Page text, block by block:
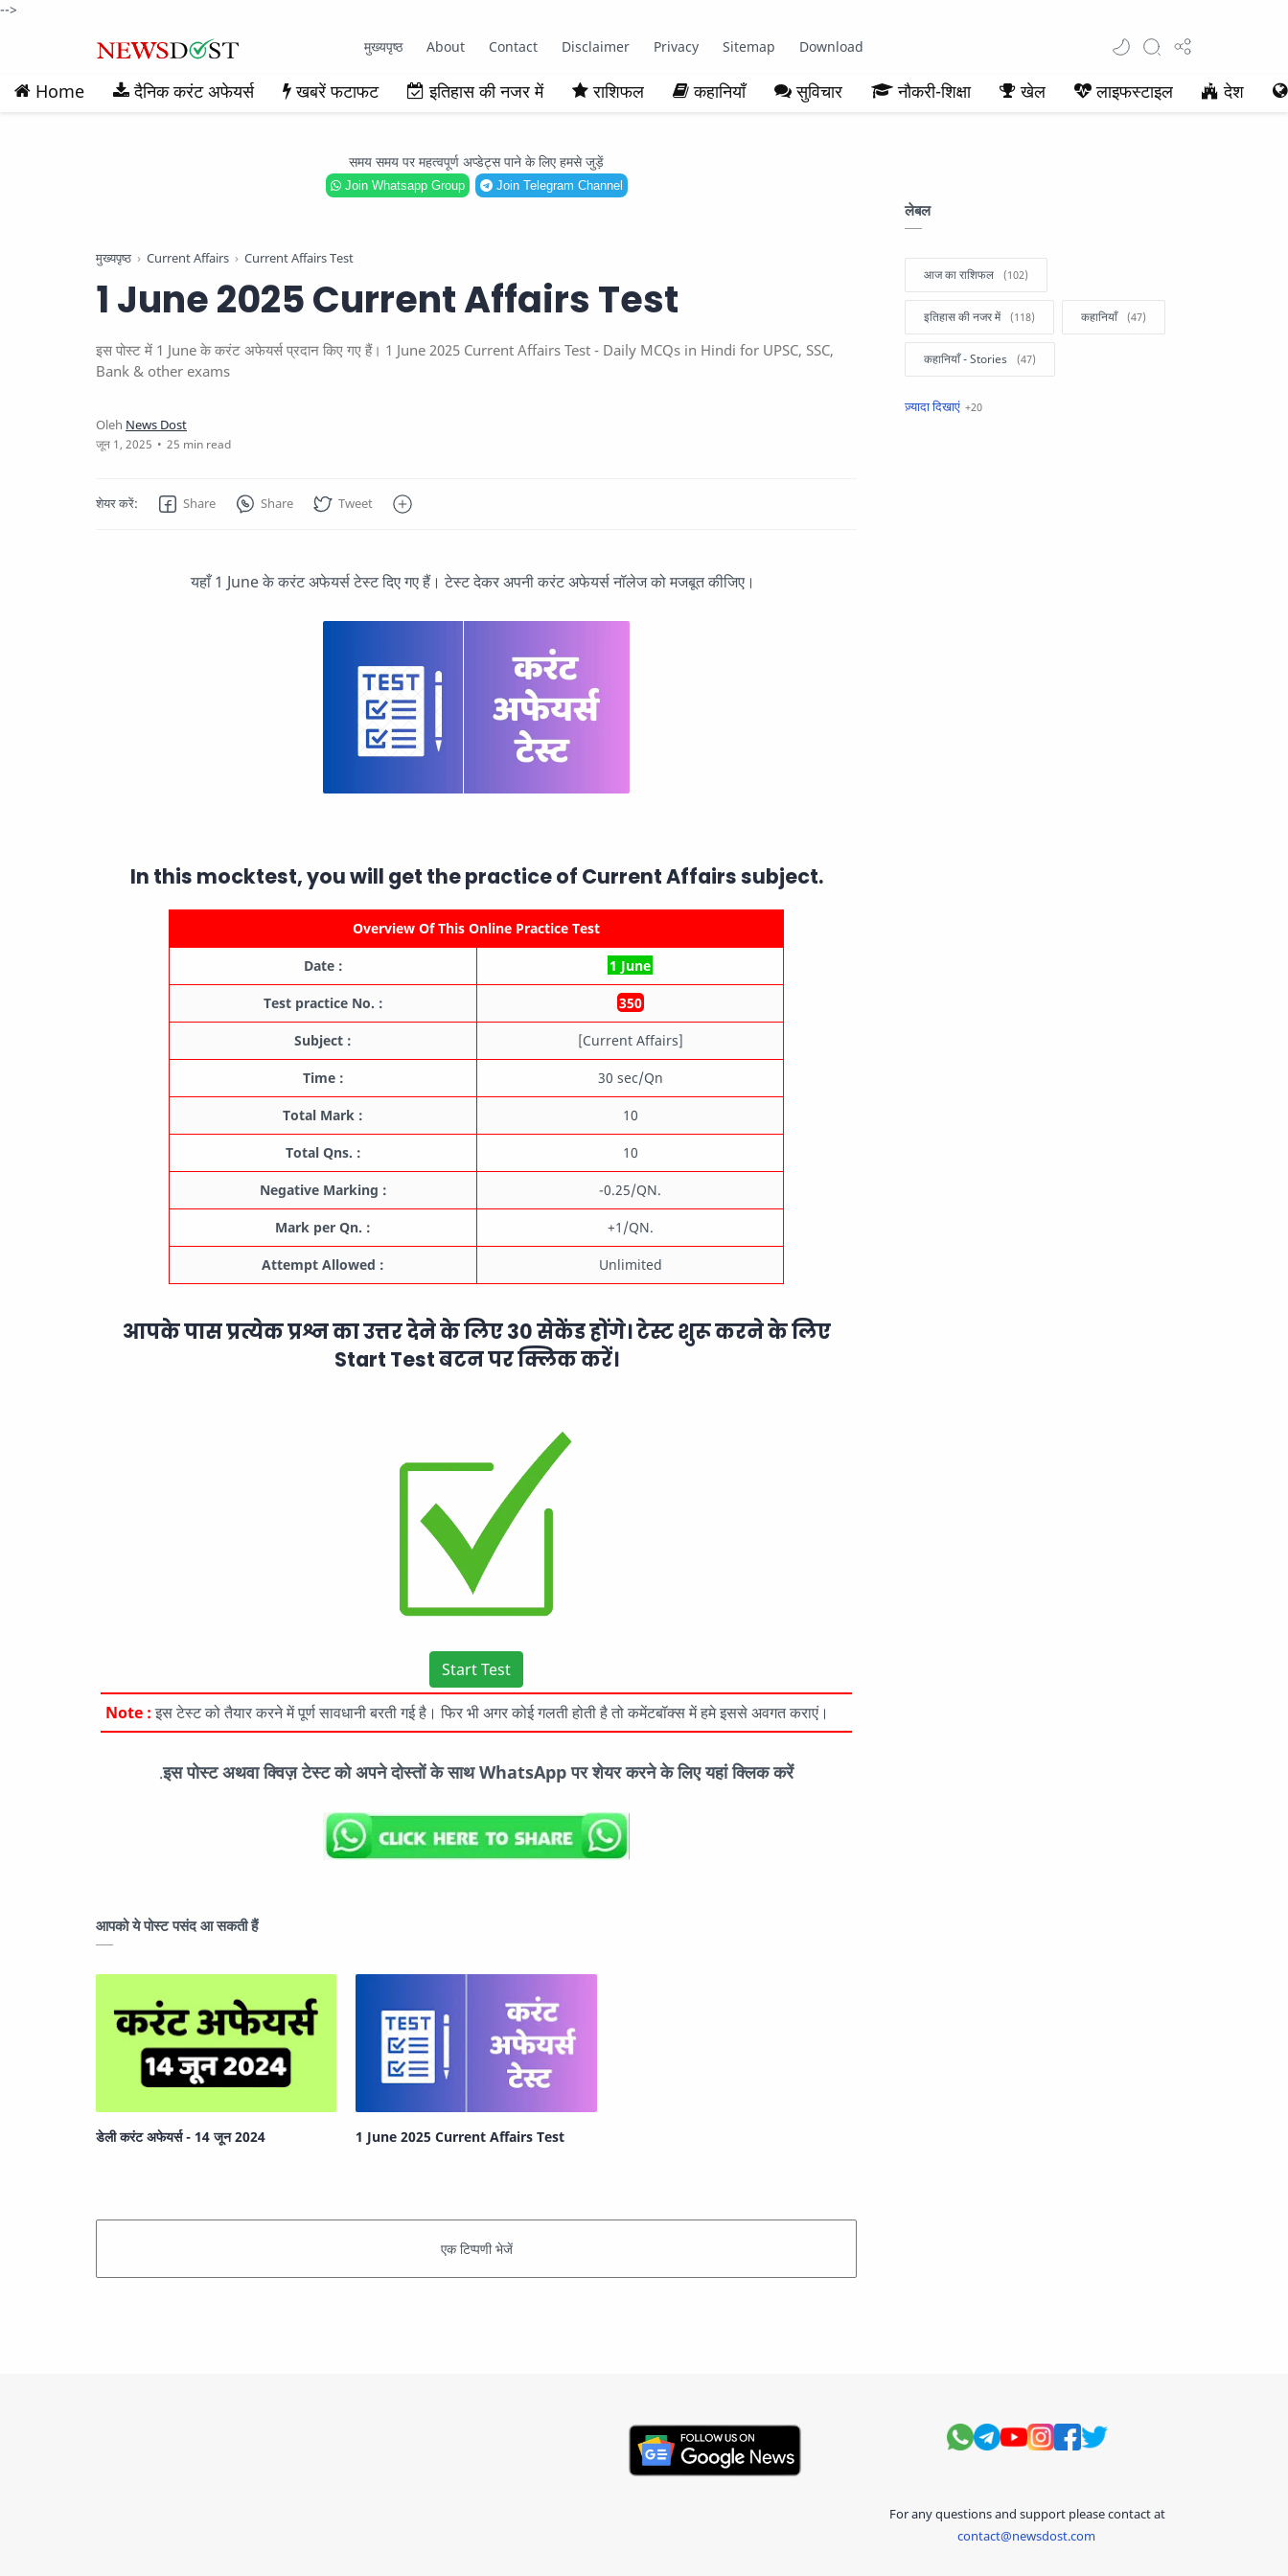
-->
मुख्यपृष्ठ About Contact Disclaimer Privacy Sitemap Download
Home दैनिक करंट अफेयर्स खबरें फटाफट इतिहास की नजर में राशिफल कहानियाँ सुविचार नौकरी-शिक्षा खेल लाइफस्टाइल देश
समय समय पर महत्वपूर्ण अप्डेट्स पाने के लिए हमसे जुड़ें
Join Whatsapp Group Join Telegram Channel
मुख्यपृष्ठ Current Affairs Current Affairs Test
1 June 2025 Current Affairs Test
इस पोस्ट में 1 June के करंट अफेयर्स प्रदान किए गए हैं। 1 June 2025 Current Affairs Test - Daily MCQs in Hindi for UPSC, SSC,
Bank & other exams
25 min read
यहाँ 1 June के करंट अफेयर्स टेस्ट दिए गए हैं। टेस्ट देकर अपनी करंट अफेयर्स नॉलेज को मजबूत कीजिए।
In this mocktest, you will get the practice of Current Affairssubject.
Overview Of This Online Practice Test
Date : 1 June
Test practice No. : 350
Subject : [Current Affairs]
Time : 30 sec/Qn
Total Mark : 10
Total Qns. : 10
Negative Marking : -0.25/QN.
Mark per Qn. : +1/QN.
Attempt Allowed : Unlimited
आपके पास प्रत्येक प्रश्न का उत्तर देने के लिए 30 सेकेंड होंगे। टेस्ट शुरू करने के लिए
Start Test बटन पर क्लिक करें।
Start Test
Note : इस टेस्ट को तैयार करने में पूर्ण सावधानी बरती गई है। फिर भी अगर कोई गलती होती है तो कमेंटबॉक्स में हमे इससे अवगत कराएं।
.इस पोस्ट अथवा क्विज़ टेस्ट को अपने दोस्तों के साथ WhatsApp पर शेयर करने के लिए यहां क्लिक करें
आपको ये पोस्ट पसंद आ सकती हैं
डेली करंट अफेयर्स - 14 जून 2024 1 June 2025 Current Affairs Test
लेबल
आज का राशिफल
इतिहास की नजर में कहानियाँ
कहानियाँ - Stories
खबरें फटाफट
For any questions and support please contact at
contact@newsdost.com